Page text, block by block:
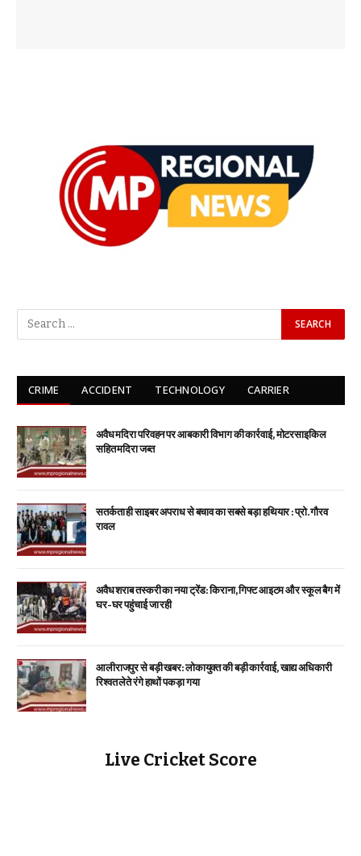
CRIME ACCIDENT TECHNOLOGY CARRIER
अवैध मदिरा परिवहन पर आबकारी विभाग की कार्रवाई, मोटरसाइकिल
सहित मदिरा जब्त
सतर्कता ही साइबर अपराध से बचाव का सबसे बड़ा हथियार : प्रो. गौरव
रावल
अवैध शराब तस्करी का नया ट्रेंड: किराना, गिफ्ट आइटम और स्कूल बैग में
घर-घर पहुंचाई जा रही
आलीराजपुर से बड़ी खबर: लोकायुक्त की बड़ी कार्रवाई, खाद्य अधिकारी
रिश्वत लेते रंगे हाथों पकड़ा गया
Live Cricket Score